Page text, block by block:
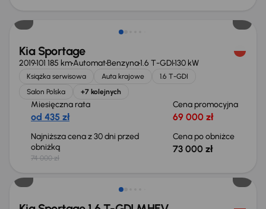
Kia Sportage
2019101 185 kmAutomatBenzyna1.6 T-GDI130 kW
Książka serwisowa Auta krajowe
1.6 T-GDI
Salon Polska
+7 kolejnych
Miesięczna rata
od 435 zł
Cena promocyjna
69 000 zł
Najniższa cena z 30 dni przed
obniżką
74 000 zł
Cena po obniżce
73 000 zł
Taniej o 1 000 zł